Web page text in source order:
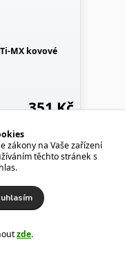
MX kovové
351 Kč
zákony na Vaše zařízení
těchto stránek s
zde.